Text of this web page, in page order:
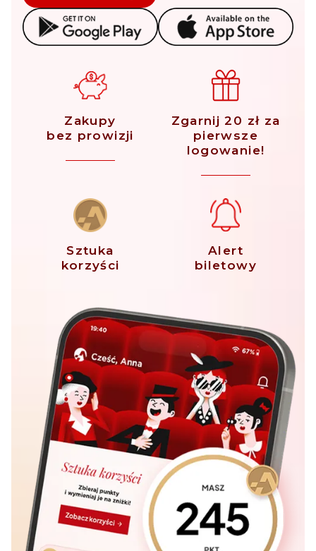
Zakupy
bez prowizji
Zgarnij 20 zł za
pierwsze
logowanie!
Sztuka
korzyści
Alert
biletowy